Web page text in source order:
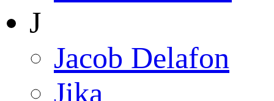
J
Jacob Delafon
Jika